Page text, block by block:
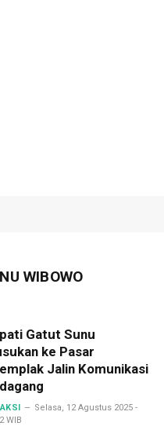
WIBOWO
Gatut Sunu
ke Pasar
Jalin Komunikasi
Selasa, 12 Agustus 2025 -
WIB